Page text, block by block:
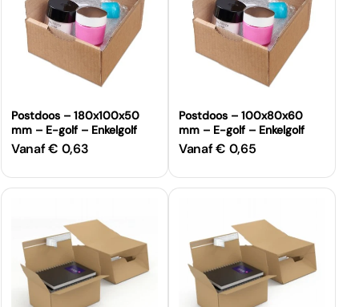
Postdoos – 180x100x50
mm – E-golf – Enkelgolf
Normale
Vanaf € 0,63
Postdoos – 100x80x60
mm – E-golf – Enkelgolf
Normale
Vanaf € 0,65